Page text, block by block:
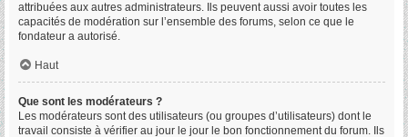
attribuées aux autres administrateurs. Ils peuvent aussi avoir toutes les
capacités de modération sur l’ensemble des forums, selon ce que le
fondateur a autorisé.
Haut
Que sont les modérateurs ?
Les modérateurs sont des utilisateurs (ou groupes d’utilisateurs) dont le
travail consiste à vérifier au jour le jour le bon fonctionnement du forum. Ils